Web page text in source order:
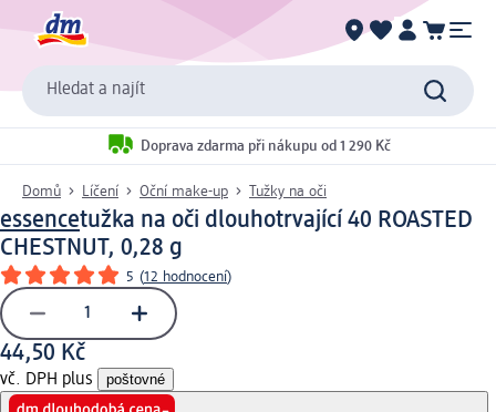
Hledat a najít
Doprava zdarma při nákupu od 1 290 Kč
Domů Líčení Oční make-up Tužky na oči
essencetužka na oči dlouhotrvající 40 ROASTED
CHESTNUT, 0,28 g
5 (12 hodnocení)
44,50 Kč
vč. DPH plus poštovné